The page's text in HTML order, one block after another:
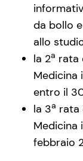
da bollo
allo
la 2a rata
Medicina
entro il
la 3a rata
Medicina
febbraio